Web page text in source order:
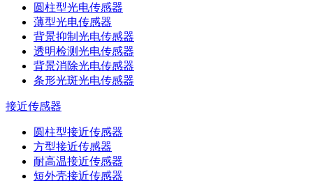
圆柱型光电传感器
薄型光电传感器
背景抑制光电传感器
透明检测光电传感器
背景消除光电传感器
条形光斑光电传感器
接近传感器
圆柱型接近传感器
方型接近传感器
耐高温接近传感器
短外壳接近传感器